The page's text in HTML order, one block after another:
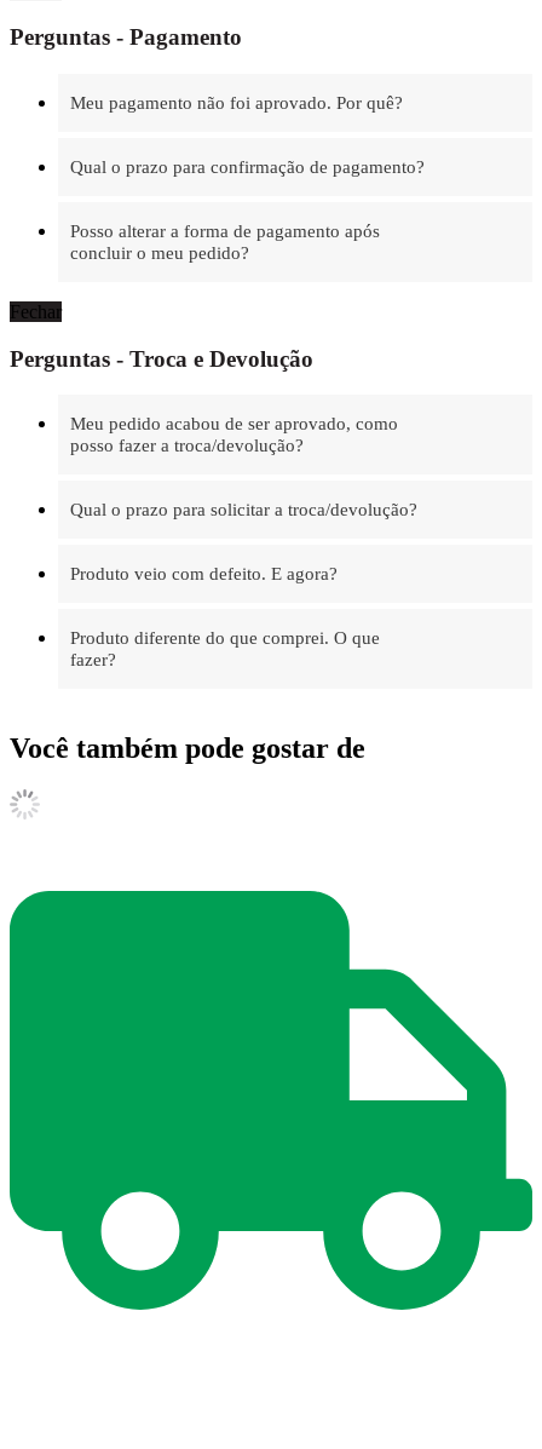
Perguntas - Pagamento
Meu pagamento não foi aprovado. Por quê?
Qual o prazo para confirmação de pagamento?
Posso alterar a forma de pagamento após
concluir o meu pedido?
Fechar
Perguntas - Troca e Devolução
Meu pedido acabou de ser aprovado, como
posso fazer a troca/devolução?
Qual o prazo para solicitar a troca/devolução?
Produto veio com defeito. E agora?
Produto diferente do que comprei. O que
fazer?
Você também pode gostar de